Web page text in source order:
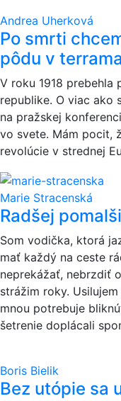
Andrea Uherková
Po smrti
pôdu v
V roku 1918 prebehla
republike. O viac ako
na pražskej
vo svete. Mám pocit,
revolúcie v strednej
Marie Stracenská
Radšej
Som vodička, ktorá
mať každý na ceste
neprekážať, nebrzdiť
strážim roky.
mnou potrebuje
šetrenie doplácali
Boris Bielik
Bez utópie sa